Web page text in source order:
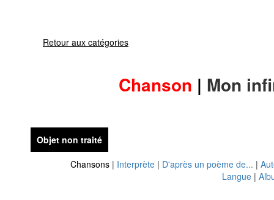
Retour aux catégories
Chanson | Mon
Objet non traité
Chansons | Interprète | D'après un poème de... |
Langue |